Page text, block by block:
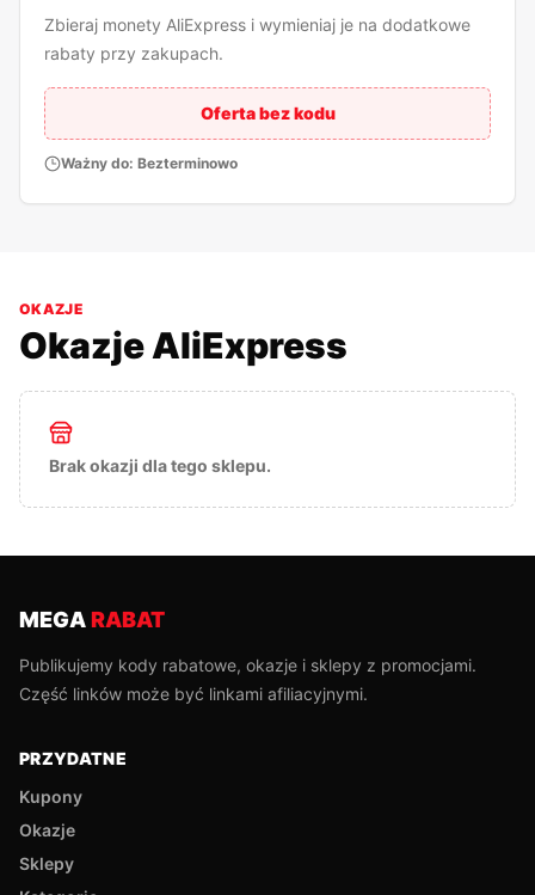
Zbieraj monety AliExpress i wymieniaj je na dodatkowe
rabaty przy zakupach.
Oferta bez kodu
Ważny do: Bezterminowo
OKAZJE
OkazjeAliExpress
Brak okazji dla tego sklepu.
MEGARABAT
Publikujemy kody rabatowe, okazje i sklepy z promocjami.
Część linków może być linkami afiliacyjnymi.
PRZYDATNE
Kupony
Okazje
Sklepy